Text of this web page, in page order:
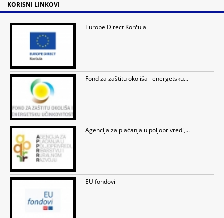
KORISNI LINKOVI
Europe Direct Korčula
Fond za zaštitu okoliša i energetsku...
Agencija za plaćanja u poljoprivredi,...
EU fondovi